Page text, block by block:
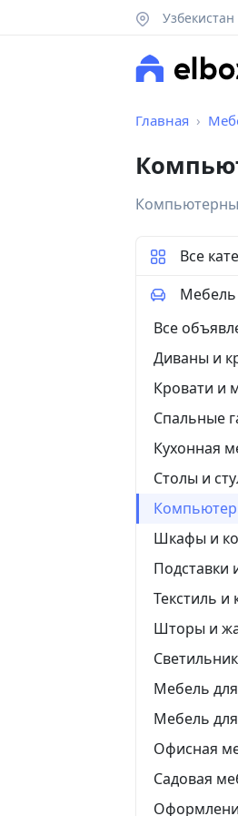
Узбекистан
Главная
Все
Мебель
Все
Диваны и
Кровати и
Спальные
Кухонная
Столы и
Шкафы и
Подставки
Текстиль и
Шторы и
Мебель
Мебель
Офисная
Садовая